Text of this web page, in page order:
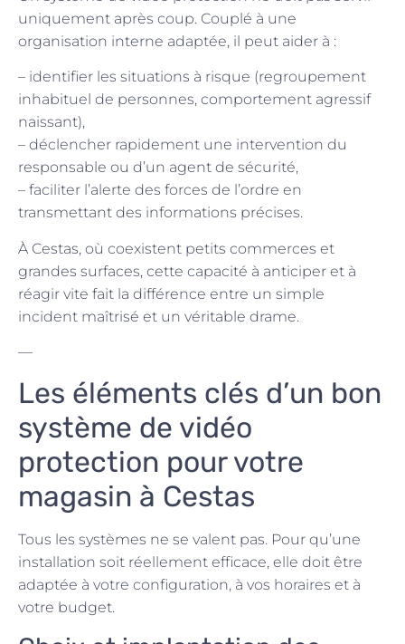
uniquement après coup. Couplé à une
organisation interne adaptée, il peut aider à :
– identifier les situations à risque (regroupement
inhabituel de personnes, comportement agressif
naissant),
– déclencher rapidement une intervention du
responsable ou d’un agent de sécurité,
– faciliter l’alerte des forces de l’ordre en
transmettant des informations précises.
À Cestas, où coexistent petits commerces et
grandes surfaces, cette capacité à anticiper et à
réagir vite fait la différence entre un simple
incident maîtrisé et un véritable drame.
—
Les éléments clés d’un bon
système de vidéo
protection pour votre
magasin à Cestas
Tous les systèmes ne se valent pas. Pour qu’une
installation soit réellement efficace, elle doit être
adaptée à votre configuration, à vos horaires et à
votre budget.